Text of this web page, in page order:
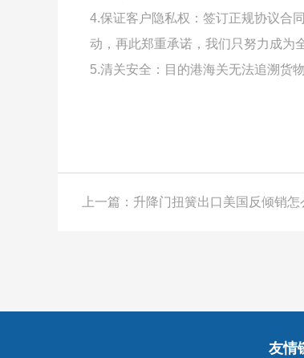
4.保证客户隐私权：签订正规协议合
动，再此郑重承诺，我们只努力成为
5.清关安全：目的港海关无法追溯货
上一篇：升降门扭簧出口美国反倾销怎
友情